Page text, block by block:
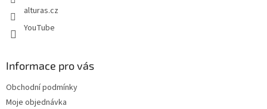
alturas.cz
YouTube
Informace pro vás
Obchodní podmínky
Moje objednávka